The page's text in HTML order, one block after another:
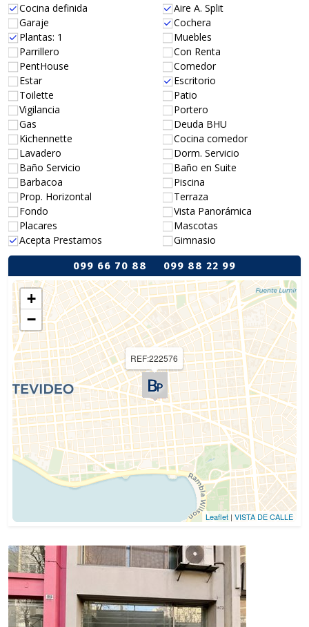
Cocina definida
Aire A. Split
Garaje
Cochera
Plantas: 1
Muebles
Parrillero
Con Renta
PentHouse
Comedor
Estar
Escritorio
Toilette
Patio
Vigilancia
Portero
Gas
Deuda BHU
Kichennette
Cocina comedor
Lavadero
Dorm. Servicio
Baño Servicio
Baño en Suite
Barbacoa
Piscina
Prop. Horizontal
Terraza
Fondo
Vista Panorámica
Placares
Mascotas
Acepta Prestamos
Gimnasio
099 66 70 88 099 88 22 99
REF:222576
+
−
Leaflet | VISTA DE CALLE